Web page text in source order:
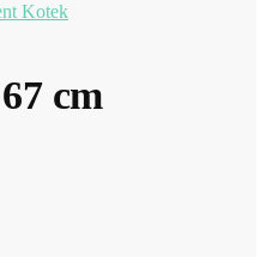
Kotek
cm